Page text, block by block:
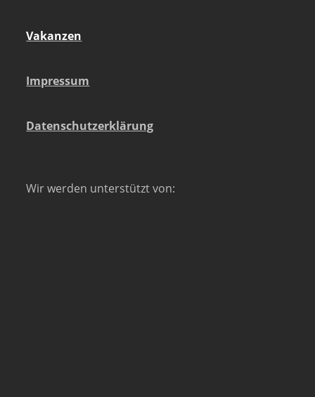
Vakanzen
Impressum
Datenschutzerklärung
Wir werden unterstützt von: